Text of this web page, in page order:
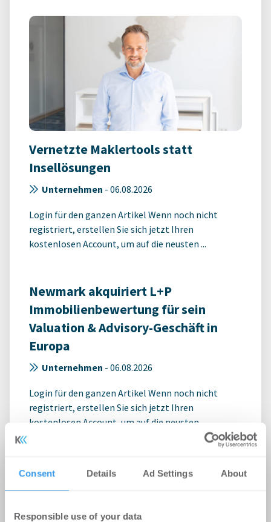
Consent Details Ad Settings About
Responsible use of your data
Vernetzte Maklertools statt
Insellösungen
Unternehmen - 06.08.2026
Login für den ganzen Artikel Wenn noch nicht
registriert, erstellen Sie sich jetzt Ihren
kostenlosen Account, um auf die neusten ...
Newmark akquiriert L+P
Immobilienbewertung für sein
Valuation & Advisory-Geschäft in
Europa
Unternehmen - 06.08.2026
Login für den ganzen Artikel Wenn noch nicht
registriert, erstellen Sie sich jetzt Ihren
kostenlosen Account, um auf die neusten ...